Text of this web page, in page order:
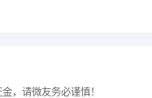
，请微友务必谨慎！